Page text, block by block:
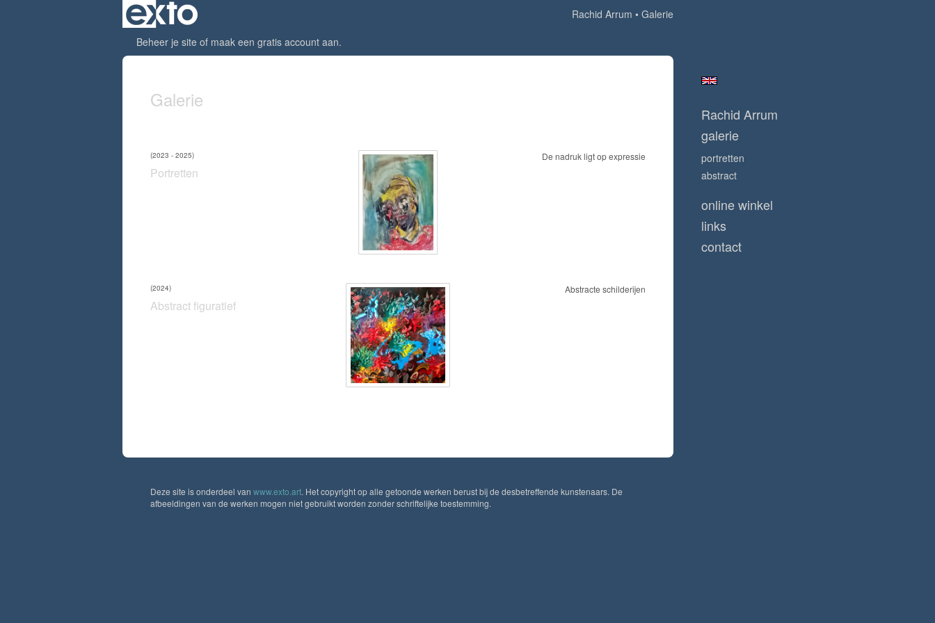
Rachid Arrum
Galerie
Beheer je site of maak een gratis account aan.
Galerie
Portretten
(2023 - 2025) De nadruk ligt op expressie
Abstract figuratief
(2024) Abstracte schilderijen
Rachid Arrum
galerie
portretten
abstract
online winkel
links
contact
Deze site is onderdeel van www.exto.art. Het copyright op alle getoonde werken berust bij de desbetreffende kunstenaars. De
afbeeldingen van de werken mogen niet gebruikt worden zonder schriftelijke toestemming.